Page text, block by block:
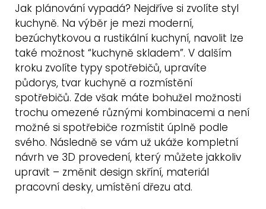
Jak plánování vypadá? Nejdříve si zvolíte styl
kuchyně. Na výběr je mezi moderní,
bezúchytkovou a rustikální kuchyní, navolit lze
také možnost “kuchyně skladem”. V dalším
kroku zvolíte typy spotřebičů, upravíte
půdorys, tvar kuchyně a rozmístění
spotřebičů. Zde však máte bohužel možnosti
trochu omezené různými kombinacemi a není
možné si spotřebiče rozmístit úplně podle
svého. Následně se vám už ukáže kompletní
návrh ve 3D provedení, který můžete jakkoliv
upravit – změnit design skříní, materiál
pracovní desky, umístění dřezu atd.